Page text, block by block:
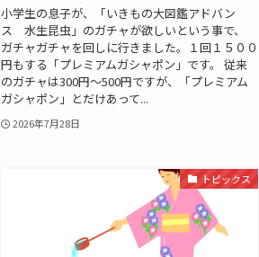
小学生の息子が、「いきもの大図鑑アドバン
ス 水生昆虫」のガチャが欲しいという事で、
ガチャガチャを回しに行きました。１回１５００
円もする「プレミアムガシャポン」です。 従来
のガチャは300円～500円ですが、「プレミアム
ガシャポン」とだけあって...
2026年7月28日
トピックス